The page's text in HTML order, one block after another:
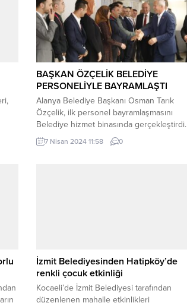
BAŞKAN ÖZÇELİK BELEDİYE
PERSONELİYLE BAYRAMLAŞTI
Alanya Belediye Başkanı Osman Tarık
Özçelik, ilk personel bayramlaşmasını
Belediye hizmet binasında gerçekleştirdi.
Alanya Belediyesi’nde Ramazan Bayramı
öncesi son iş gününde personel
7 Nisan 2024 11:58 0
İzmit Belediyesinden Hatipköy’de
renkli çocuk etkinliği
Kocaeli’de İzmit Belediyesi tarafından
düzenlenen mahalle etkinlikleri